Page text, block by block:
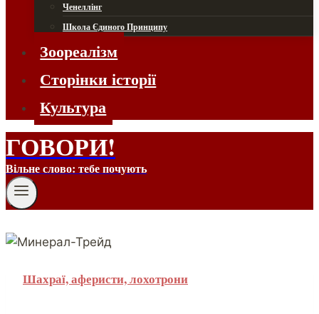
Ченеллінг
Школа Єдиного Принципу
Зоореалізм
Сторінки історії
Культура
ГОВОРИ!
Вільне слово: тебе почують
Шахраї, аферисти, лохотрони